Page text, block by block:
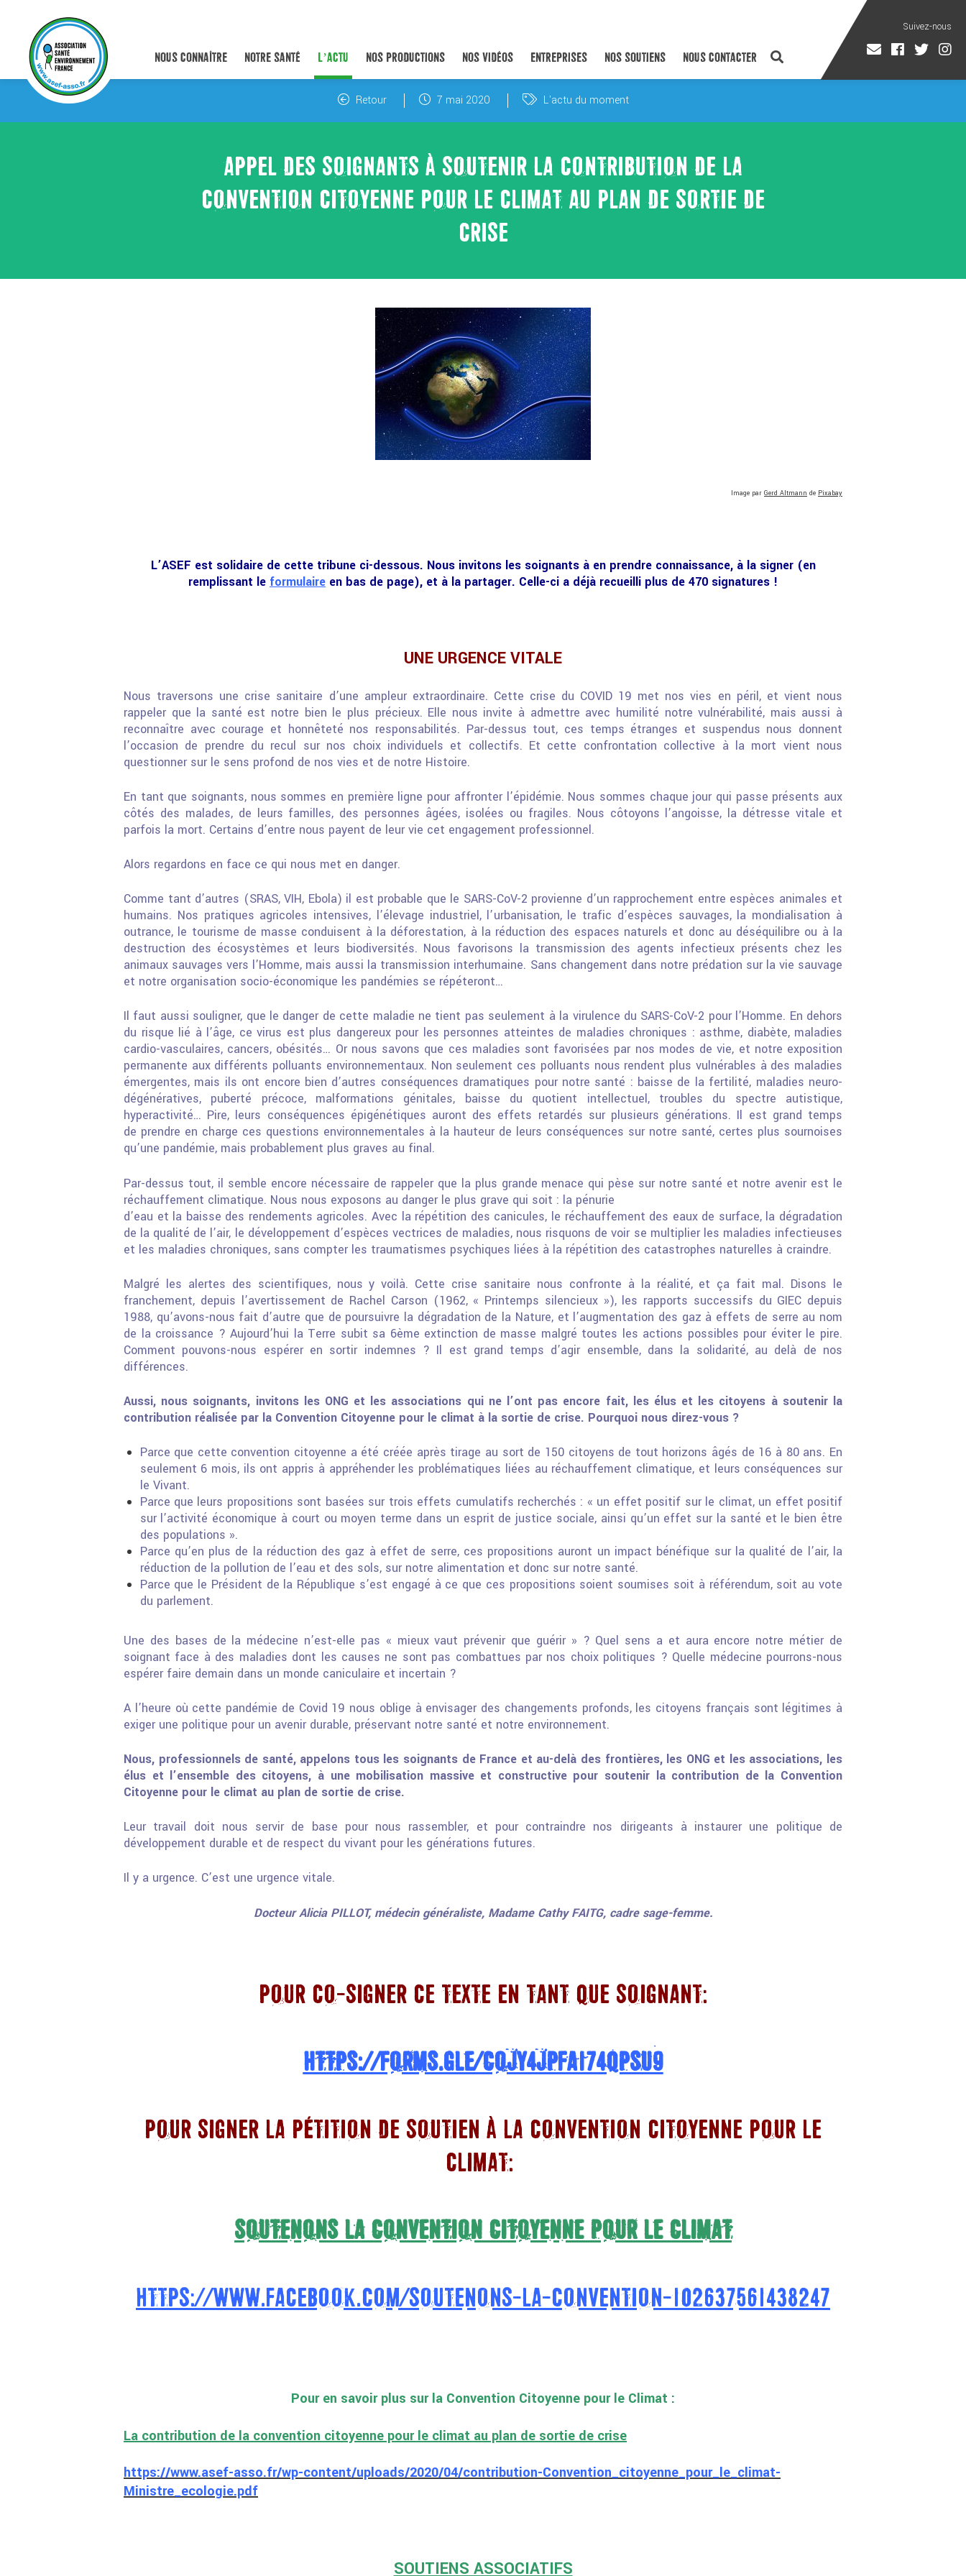
NOUS CONNAÎTRE NOTRE SANTÉ L’ACTU NOS PRODUCTIONS NOS VIDÉOS ENTREPRISES NOS SOUTIENS NOUS CONTACTER
Retour 7 mai 2020 L'actu du moment
APPEL DES SOIGNANTS À SOUTENIR LA CONTRIBUTION DE LA
CONVENTION CITOYENNE POUR LE CLIMAT AU PLAN DE SORTIE DE
CRISE
Image par Gerd Altmann de Pixabay
L’ASEF est solidaire de cette tribune ci-dessous. Nous invitons les soignants à en prendre connaissance, à la signer (en
remplissant le formulaire en bas de page), et à la partager. Celle-ci a déjà recueilli plus de 470 signatures !
UNE URGENCE VITALE
Nous traversons une crise sanitaire d’une ampleur extraordinaire. Cette crise du COVID 19 met nos vies en péril, et vient nous
rappeler que la santé est notre bien le plus précieux. Elle nous invite à admettre avec humilité notrevulnérabilité, mais aussi à
reconnaître avec courage et honnêteté nos responsabilités. Par-dessus tout, ces temps étranges et suspendus nous donnent
l’occasion de prendre du recul sur nos choix individuels et collectifs. Et cette confrontation collective à la mort vient nous
questionner sur le sens profond de nos vies et de notre Histoire.
En tant que soignants, nous sommes en première ligne pour affronter l’épidémie. Nous sommes chaque jour qui passe présents aux
côtés des malades, de leurs familles, des personnes âgées, isolées ou fragiles. Nous côtoyons l’angoisse, la détresse vitale et
parfois la mort. Certains d’entre nous payent de leur vie cet engagement professionnel.
Alors regardons en face ce qui nous met en danger.
Comme tant d’autres (SRAS, VIH, Ebola) il est probable que le SARS-CoV-2 provienne d’un rapprochement entre espèces animales et
humains. Nos pratiques agricoles intensives, l’élevage industriel, l’urbanisation, le trafic d’espèces sauvages, la mondialisation à
outrance, le tourisme de masse conduisent à la déforestation, à la réduction des espaces naturels et donc au déséquilibre ou à la
destruction des écosystèmes et leurs biodiversités. Nous favorisons la transmission des agents infectieux présents chez les
animaux sauvages vers l’Homme, mais aussi la transmission interhumaine. Sans changement dans notre prédation sur la vie sauvage
et notre organisation socio-économique les pandémies se répéteront…
Il faut aussi souligner, que le danger de cette maladie ne tient pas seulement à la virulence du SARS-CoV-2 pour l’Homme. En dehors
du risque lié à l’âge, ce virus est plus dangereux pour les personnes atteintes de maladies chroniques : asthme, diabète, maladies
cardio-vasculaires, cancers, obésités… Or nous savons que ces maladies sont favorisées par nos modes de vie, et notre exposition
permanente aux différents polluants environnementaux. Non seulement ces polluants nous rendent plus vulnérables à des maladies
émergentes, mais ils ont encore bien d’autres conséquences dramatiques pour notre santé : baisse de la fertilité, maladies neuro-
dégénératives, puberté précoce, malformations génitales, baisse du quotient intellectuel, troubles du spectre autistique,
hyperactivité… Pire, leurs conséquences épigénétiques auront des effets retardés sur plusieurs générations. Il est grand temps
de prendre en charge ces questions environnementales à la hauteur de leurs conséquences sur notre santé, certes plus sournoises
qu’une pandémie, mais probablement plus graves au final.
Par-dessus tout, il semble encore nécessaire de rappeler que la plus grande menace qui pèse sur notre santé et notre avenir est le
réchauffement climatique. Nous nous exposons au danger le plus grave qui soit : la pénurie
d’eau et la baisse des rendements agricoles. Avec la répétition des canicules, le réchauffement des eaux de surface, la dégradation
de la qualité de l’air, le développement d’espèces vectrices de maladies, nous risquons devoir se multiplier les maladies infectieuses
et les maladies chroniques, sans compter les traumatismes psychiques liées à la répétition des catastrophes naturelles à craindre.
Malgré les alertes des scientifiques, nous y voilà. Cette crise sanitaire nous confronte à la réalité, et ça fait mal. Disons le
franchement, depuis l’avertissement de Rachel Carson (1962, « Printemps silencieux »), les rapports successifs du GIEC depuis
1988, qu’avons-nous fait d’autre que de poursuivre la dégradation de la Nature, et l’augmentation des gaz à effets de serre au nom
de la croissance ? Aujourd’hui la Terre subit sa 6ème extinction de masse malgré toutes les actions possibles pour éviter le pire.
Comment pouvons-nous espérer en sortir indemnes ? Il est grand temps d’agir ensemble, dans la solidarité, au delà de nos
différences.
Aussi, nous soignants, invitons les ONG et les associations qui ne l’ont pas encore fait, les élus et les citoyens à soutenir la
contribution réalisée par la Convention Citoyenne pour le climat à la sortie de crise. Pourquoi nous direz-vous ?
Parce que cette convention citoyenne a été créée après tirage au sort de 150 citoyens de tout horizons âgés de 16 à 80 ans. En
seulement 6 mois, ils ont appris à appréhender les problématiques liées au réchauffement climatique, et leurs conséquences sur
le Vivant.
Parce que leurs propositions sont basées sur trois effets cumulatifs recherchés : « un effet positif sur le climat, un effet positif
sur l’activité économique à court ou moyen terme dans un esprit de justice sociale, ainsi qu’un effet sur la santé et le bien être
des populations ».
Parce qu’en plus de la réduction des gaz à effet de serre, ces propositions auront un impact bénéfique sur la qualité de l’air, la
réduction de la pollution de l’eau et des sols, sur notre alimentation et donc sur notre santé.
Parce que le Président de la République s’est engagé à ce que ces propositions soient soumises soit à référendum, soit au vote
du parlement.
Une des bases de la médecine n’est-elle pas « mieux vaut prévenir que guérir » ? Quel sens a et aura encore notre métier de
soignant face à des maladies dont les causes ne sont pas combattues par nos choix politiques ? Quelle médecine pourrons-nous
espérer faire demain dans un monde caniculaire et incertain ?
A l’heure où cette pandémie de Covid 19 nous oblige à envisager des changements profonds, les citoyens français sont légitimes à
exiger une politique pour un avenir durable, préservant notre santé et notre environnement.
Nous, professionnels de santé, appelons tous les soignants de France et au-delà des frontières, les ONG et les associations, les
élus et l’ensemble des citoyens, à une mobilisation massive et constructive pour soutenir la contribution de la Convention
Citoyenne pour le climat au plan de sortie de crise.
Leur travail doit nous servir de base pour nous rassembler, et pour contraindre nos dirigeants à instaurer une politique de
développement durable et de respect du vivant pour les générations futures.
Il y a urgence. C’est une urgence vitale.
Docteur Alicia PILLOT, médecin généraliste, Madame Cathy FAITG, cadre sage-femme.
POUR CO-SIGNER CE TEXTE EN TANT QUE SOIGNANT:
HTTPS://FORMS.GLE/COJY4JPFA174QPSU9
POUR SIGNER LA PÉTITION DE SOUTIEN À LA CONVENTION CITOYENNE POUR LE
CLIMAT:
SOUTENONS LA CONVENTION CITOYENNE POUR LE CLIMAT
HTTPS://WWW.FACEBOOK.COM/SOUTENONS-LA-CONVENTION-102637561438247
Pour en savoir plus sur la Convention Citoyenne pour le Climat :
La contribution de la convention citoyenne pour le climat au plan de sortie de crise
https://www.asef-asso.fr/wp-content/uploads/2020/04/contribution-Convention_citoyenne_pour_le_climat-
Ministre_ecologie.pdf
SOUTIENS ASSOCIATIFS